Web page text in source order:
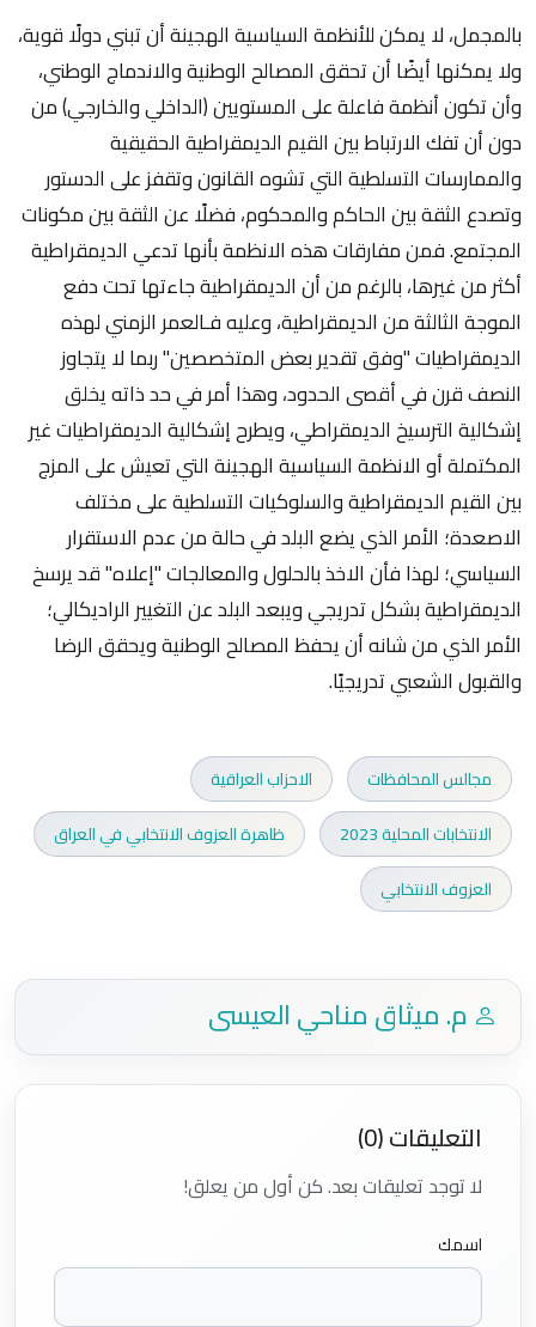
بالمجمل، لا يمكن للأنظمة السياسية الهجينة أن تبني دولًا قوية،
ولا يمكنها أيضًا أن تحقق المصالح الوطنية والاندماج الوطني،
وأن تكون أنظمة فاعلة على المستويين (الداخلي والخارجي) من
دون أن تفك الارتباط بين القيم الديمقراطية الحقيقية
والممارسات التسلطية التي تشوه القانون وتقفز على الدستور
وتصدع الثقة بين الحاكم والمحكوم، فضلًا عن الثقة بين مكونات
المجتمع. فمن مفارقات هذه الانظمة بأنها تدعي الديمقراطية
أكثر من غيرها، بالرغم من أن الديمقراطية جاءتها تحت دفع
الموجة الثالثة من الديمقراطية، وعليه فـالعمر الزمني لهذه
الديمقراطيات "وفق تقدير بعض المتخصصين" ربما لا يتجاوز
النصف قرن في أقصى الحدود، وهذا أمر في حد ذاته يخلق
إشكالية الترسيخ الديمقراطي، ويطرح إشكالية الديمقراطيات غير
المكتملة أو الانظمة السياسية الهجينة التي تعيش على المزج
بين القيم الديمقراطية والسلوكيات التسلطية على مختلف
الاصعدة؛ الأمر الذي يضع البلد في حالة من عدم الاستقرار
السياسي؛ لهذا فأن الاخذ بالحلول والمعالجات "إعلاه" قد يرسخ
الديمقراطية بشكل تدريجي ويبعد البلد عن التغيير الراديكالي؛
الأمر الذي من شانه أن يحفظ المصالح الوطنية ويحقق الرضا
والقبول الشعبي تدريجيًا.
مجالس المحافظات
الاحزاب العراقية
الانتخابات المحلية 2023
ظاهرة العزوف الانتخابي في العراق
العزوف الانتخابي
م. ميثاق مناحي العيسى
التعليقات (0)
لا توجد تعليقات بعد. كن أول من يعلق!
اسمك